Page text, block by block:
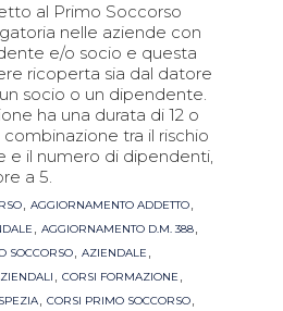
al Primo Soccorso
nelle aziende con
e/o socio e questa
ricoperta sia dal datore
socio o un dipendente.
ha una durata di 12 o
combinazione tra il rischio
e il numero di dipendenti,
a 5.
, AGGIORNAMENTO ADDETTO,
, AGGIORNAMENTO D.M. 388,
SOCCORSO, AZIENDALE ,
, CORSI FORMAZIONE ,
, CORSI PRIMO SOCCORSO,